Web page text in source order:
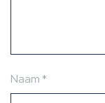
Naam*